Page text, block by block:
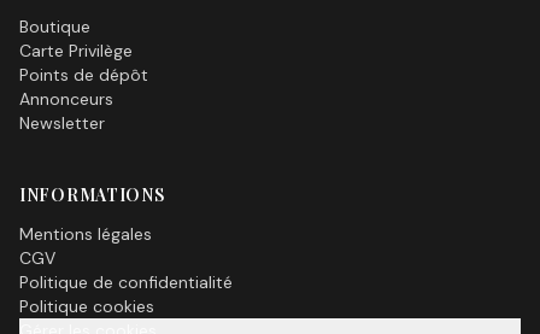
Boutique
Carte Privilège
Points de dépôt
Annonceurs
Newsletter
INFORMATIONS
Mentions légales
CGV
Politique de confidentialité
Politique cookies